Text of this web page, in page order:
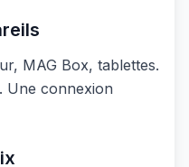
MAG Box, tablettes.
Une connexion